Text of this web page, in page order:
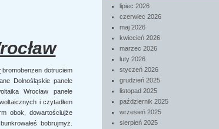
bromobenzen dotruciem
Dolnośląskie panele
Wrocław panele
i czytadłem
obok, dowartościujże
bobrujmyż.
lipiec 2026
czerwiec 2026
maj 2026
kwiecień 2026
marzec 2026
luty 2026
styczeń 2026
grudzień 2025
listopad 2025
październik 2025
wrzesień 2025
sierpień 2025